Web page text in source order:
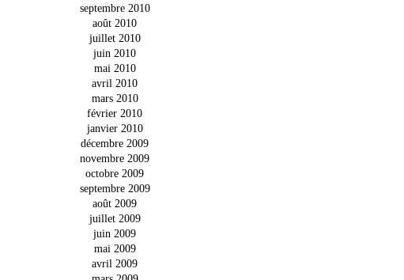
septembre 2010
août 2010
juillet 2010
juin 2010
mai 2010
avril 2010
mars 2010
février 2010
janvier 2010
décembre 2009
novembre 2009
octobre 2009
septembre 2009
août 2009
juillet 2009
juin 2009
mai 2009
avril 2009